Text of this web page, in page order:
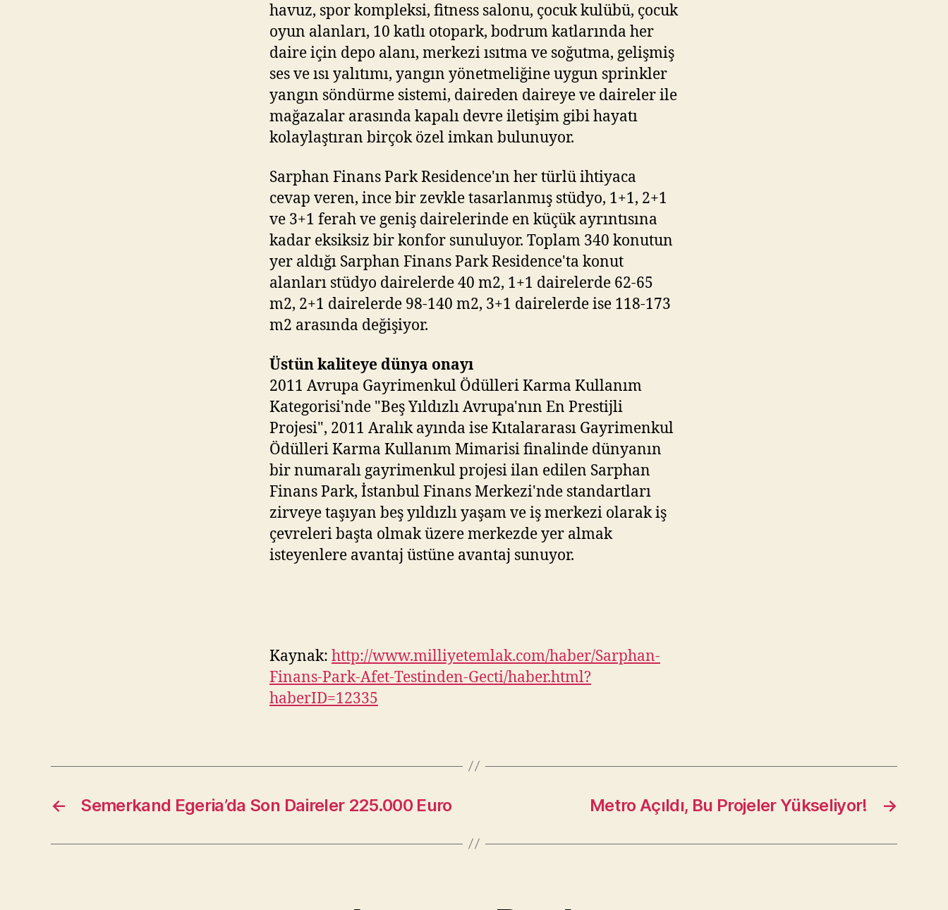
havuz, spor kompleksi, fitness salonu, çocuk kulübü, çocuk
oyun alanları, 10 katlı otopark, bodrum katlarında her
daire için depo alanı, merkezi ısıtma ve soğutma, gelişmiş
ses ve ısı yalıtımı, yangın yönetmeliğine uygun sprinkler
yangın söndürme sistemi, daireden daireye ve daireler ile
mağazalar arasında kapalı devre iletişim gibi hayatı
kolaylaştıran birçok özel imkan bulunuyor.
Sarphan Finans Park Residence'ın her türlü ihtiyaca
cevap veren, ince bir zevkle tasarlanmış stüdyo, 1+1, 2+1
ve 3+1 ferah ve geniş dairelerinde en küçük ayrıntısına
kadar eksiksiz bir konfor sunuluyor. Toplam 340 konutun
yer aldığı Sarphan Finans Park Residence'ta konut
alanları stüdyo dairelerde 40 m2, 1+1 dairelerde 62-65
m2, 2+1 dairelerde 98-140 m2, 3+1 dairelerde ise 118-173
m2 arasında değişiyor.
Üstün kaliteye dünya onayı
2011 Avrupa Gayrimenkul Ödülleri Karma Kullanım
Kategorisi'nde "Beş Yıldızlı Avrupa'nın En Prestijli
Projesi", 2011 Aralık ayında ise Kıtalararası Gayrimenkul
Ödülleri Karma Kullanım Mimarisi finalinde dünyanın
bir numaralı gayrimenkul projesi ilan edilen Sarphan
Finans Park, İstanbul Finans Merkezi'nde standartları
zirveye taşıyan beş yıldızlı yaşam ve iş merkezi olarak iş
çevreleri başta olmak üzere merkezde yer almak
isteyenlere avantaj üstüne avantaj sunuyor.
Kaynak: http://www.milliyetemlak.com/haber/Sarphan-
Finans-Park-Afet-Testinden-Gecti/haber.html?
haberID=12335
← Semerkand Egeria’da Son Daireler 225.000 Euro →
Metro Açıldı, Bu Projeler Yükseliyor!